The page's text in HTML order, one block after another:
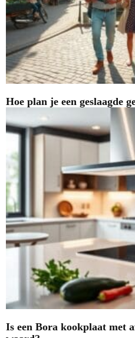
Hoe plan je een geslaagde
Is een Bora kookplaat met